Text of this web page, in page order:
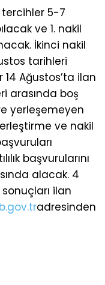
tercihler 5-7
ve 1. nakil
İkinci nakil
tarihleri
Ağustos’ta ilan
arasında boş
yerleşemeyen
ve nakil
başvurularını
alacak. 4
sonuçları ilan
adresinden